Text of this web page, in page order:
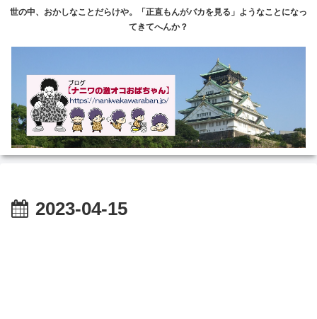
世の中、おかしなことだらけや。「正直もんがバカを見る」ようなことになっ
てきてへんか？
2023-04-15